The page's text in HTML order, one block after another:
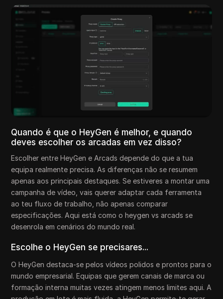
Quando é que o HeyGen é melhor, e quando
deves escolher os arcadas em vez disso?
Escolher entre HeyGen e Arcads depende do que a tua
equipa realmente precisa. As diferenças não se resumem
apenas aos principais destaques. Se estiveres a montar uma
campanha de vídeo, vais querer adaptar cada ferramenta
ao teu fluxo de trabalho, não apenas comparar
especificações. Aqui está como o heygen vs arcads se
desenrola em cenários do mundo real.
Escolhe o HeyGen se precisares...
O HeyGen destaca-se pelos vídeos polidos e prontos para o
mundo empresarial. Equipas que gerem canais de marca ou
formação interna muitas vezes atingem menos limites aqui. A